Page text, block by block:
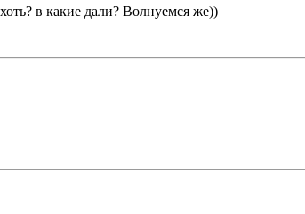
в какие дали? Волнуемся же))